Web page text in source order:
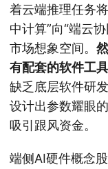
着云端推理任务
中计算”向“端云
市场想象空间。
有配套的软件工
缺乏底层软件研
设计出参数耀眼
吸引跟风资金。
端侧AI硬件概念